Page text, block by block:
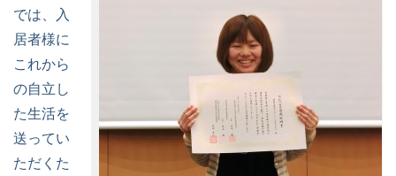
では、入
居者様に
これから
の自立し
た生活を
送ってい
ただくた